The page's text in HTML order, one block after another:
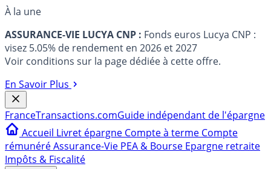
À la une
ASSURANCE-VIE LUCYA CNP : Fonds euros Lucya CNP :
visez 5.05% de rendement en 2026 et 2027
Voir conditions sur la page dédiée à cette offre.
En Savoir Plus
FranceTransactions.comGuide indépendant de l'épargne
Accueil Livret épargne Compte à terme Compte
rémunéréAssurance-Vie PEA & Bourse Epargne retraite
Impôts & Fiscalité